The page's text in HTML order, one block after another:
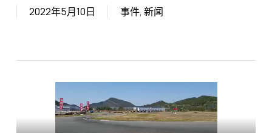
2022年5月10日 事件, 新闻